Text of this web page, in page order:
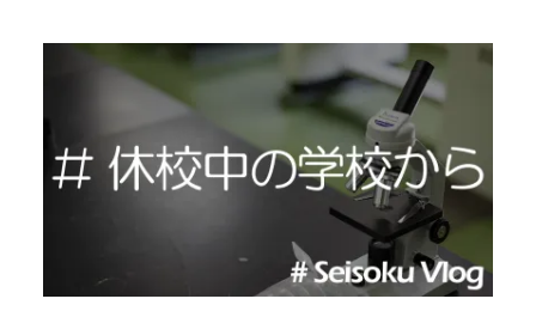
卒業生の声
生活指導
後援会
学院祭特設ページ
生徒会・部活動
学費軽減・助成制度
お問い合わせ
デジタル パンフレット
資料請求
アクセス